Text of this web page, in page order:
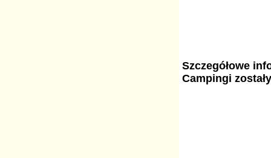
Szczegółowe
Campingi